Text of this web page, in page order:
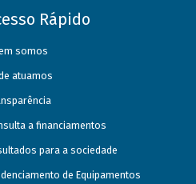
Rápido
somos
atuamos
a financiamentos
para a sociedade
de Equipamentos